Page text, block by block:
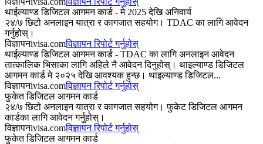
थाईल्याण्ड डिजिटल आगमन कार्ड - मे 2025 देखि अनिवार्य
२४/७ छिटो अनलाइन यात्रा र कागजात सहयोग। TDAC का लागि आवेदन
गर्नुहोस्।
विज्ञापनivisa.comविज्ञापन रिपोर्ट गर्नुहोस्
थाईल्याण्ड डिजिटल आगमन कार्ड - TDAC का लागि अनलाइन आवेदन
तात्कालिक भिसाका लागि अहिले नै आवेदन दिनुहोस्। थाइल्याण्ड डिजिटल
आगमन कार्ड मे २०२५ देखि आवश्यक हुन्छ। थाइल्याण्ड डिजिटल...
विज्ञापनivisa.comविज्ञापन रिपोर्ट गर्नुहोस्
फुकेत डिजिटल आगमन कार्ड
२४/७ छिटो अनलाइन यात्रा र कागजात सहयोग। फुकेट डिजिटल आगमन
कार्डका लागि आवेदन गर्नुहोस्।
विज्ञापनivisa.comविज्ञापन रिपोर्ट गर्नुहोस्
फुकेत डिजिटल आगमन कार्ड